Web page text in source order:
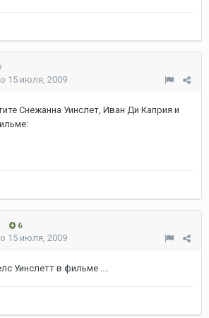
15 июля, 2009
Снежанна Уинслет, Иван Ди Каприя и
6
15 июля, 2009
Уинслетт в фильме ....